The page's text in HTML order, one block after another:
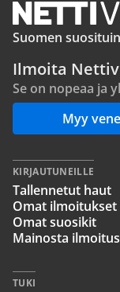
Suomen
Ilmoita
Se on nopeaa ja
Myy
KIRJAUTUNEILLE
Tallennetut haut
Omat ilmoitukset
Omat suosikit
Mainosta
TUKI